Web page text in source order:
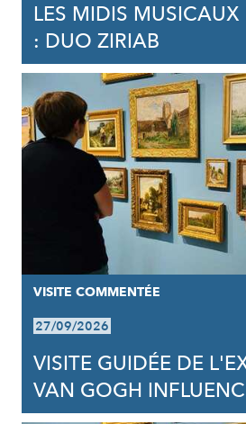
LES MIDIS MUSICAUX
: DUO ZIRIAB
VISITE COMMENTÉE
27/09/2026
VISITE GUIDÉE DE
VAN GOGH